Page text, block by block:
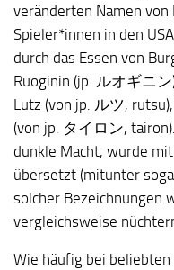
veränderten Namen von
Spieler*innen in den
durch das Essen von
Ruoginin (jp. ルオギニ
Lutz (von jp. ルツ,
(von jp. タイロン,
dunkle Macht, wurde mit
übersetzt (mitunter
solcher Bezeichnungen
vergleichsweise
Wie häufig bei